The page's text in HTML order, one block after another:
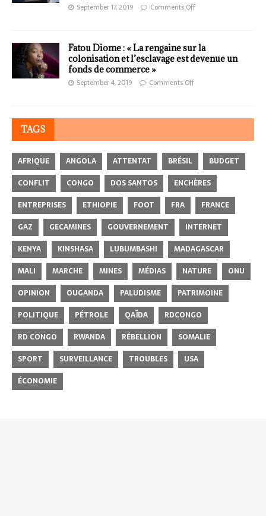
September 17, 2019 Comments Off
Fatou Diome : « La rengaine sur la
colonisation et l’esclavage est devenue un
fonds de commerce »
September 4, 2019 Comments Off
TAGS
AFRIQUE ANGOLA ATTENTAT BRÉSIL
BUDGET
CONFLIT
CONGO DOS SANTOS
ENCHÈRES
ENTREPRISES
ETHIOPIE FOOT FRA
FRANCE
GAZ
GECAMINES GOUVERNEMENT
INTERNET
KENYA
KINSHASA LUBUMBASHI
MADAGASCAR
MALI
MARCHE MINES MÉDIAS NATURE
ONU
OPINION
OUGANDA PALUDISME
PATRIMOINE
POLITIQUE
PÉTROLE QAÏDA
RDCONGO
RD CONGO
RWANDA RÉBELLION
SOMALIE
SPORT
SURVEILLANCE TROUBLES
USA
ÉCONOMIE